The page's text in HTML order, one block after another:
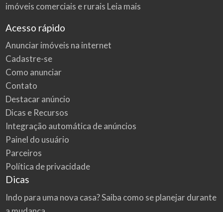
imóveis comerciais e rurais Leia mais
Acesso rápido
Anunciar imóveis na internet
Cadastre-se
Como anunciar
Contato
Destacar anúncio
Dicas e Recursos
Integração automática de anúncios
Painel do usuário
Parceiros
Política de privacidade
Dicas
Indo para uma nova casa? Saiba como se planejar durante